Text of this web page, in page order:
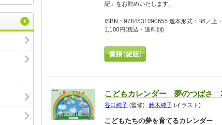
記』をお勧めいたします。
ISBN：9784531090655 造本形式：B6／
1,100円(税込・送料別)
こどもカレンダー 夢のつばさ
谷口純子 (監修) , 鈴木純子 (イラスト)
こどもたちの夢を育てるカレンダー